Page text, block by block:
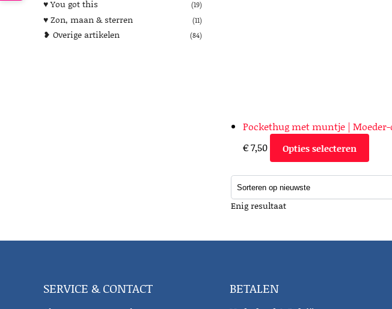
Pockethug met muntje |
€7,50 Opties selecteren
Enig resultaat
♥︎ You got this (19)
♥︎ Zon, maan & sterren (11)
❥ Overige artikelen (84)
SERVICE & CONTACT BETALEN